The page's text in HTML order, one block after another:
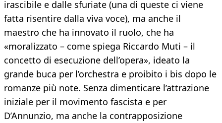
irascibile e dalle sfuriate (una di queste ci viene
fatta risentire dalla viva voce), ma anche il
maestro che ha innovato il ruolo, che ha
«moralizzato – come spiega Riccardo Muti – il
concetto di esecuzione dell’opera», ideato la
grande buca per l’orchestra e proibito i bis dopo le
romanze più note. Senza dimenticare l’attrazione
iniziale per il movimento fascista e per
D’Annunzio, ma anche la contrapposizione